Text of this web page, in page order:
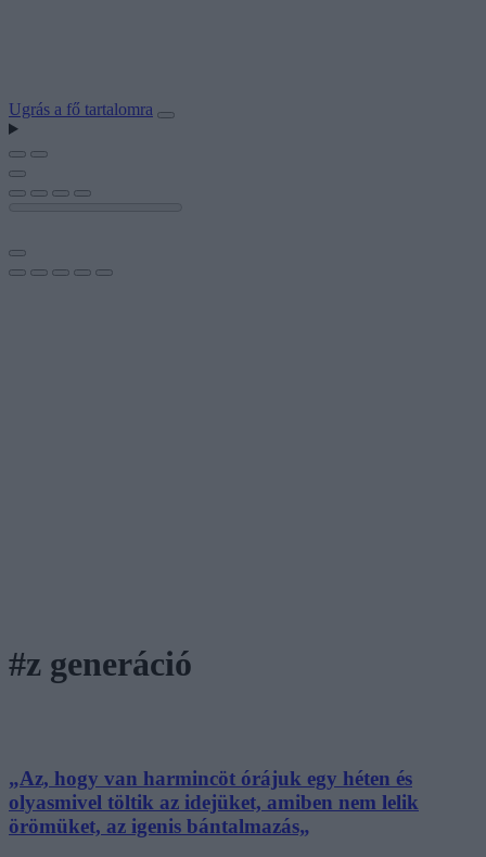
Ugrás a fő tartalomra
#z generáció
„Az, hogy van harmincöt órájuk egy héten és
olyasmivel töltik az idejüket, amiben nem lelik
örömüket, az igenis bántalmazás„